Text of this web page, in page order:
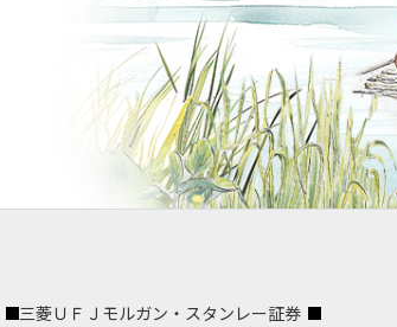
三菱ＵＦＪモルガン・スタンレー証券